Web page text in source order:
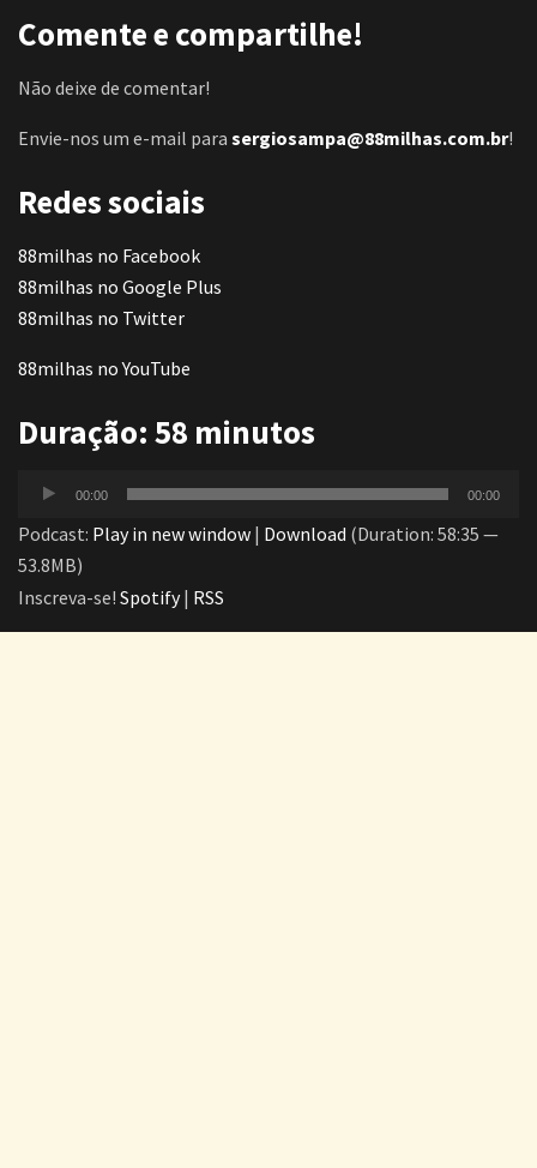
Comente e compartilhe!
Não deixe de comentar!
Envie-nos um e-mail para sergiosampa@88milhas.com.br!
Redes sociais
88milhas no Facebook
88milhas no Google Plus
88milhas no Twitter
88milhas no YouTube
Duração: 58 minutos
Tocador
áudio
00:00 00:00
Podcast: Play in new window | Download (Duration: 58:35 —
53.8MB)
Inscreva-se! Spotify| RSS